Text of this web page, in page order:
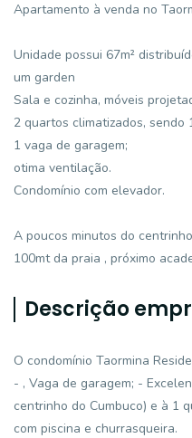
Apartamento à venda no
Unidade possui 67m²
um garden
Sala e cozinha, móveis
2 quartos climatizados, sendo
1 vaga de garagem;
otima ventilação.
Condomínio com elevador.
A poucos minutos do
100mt da praia , próximo
Descrição
O condomínio Taormina
- , Vaga de garagem; -
centrinho do Cumbuco) e à 1
com piscina e churrasqueira.